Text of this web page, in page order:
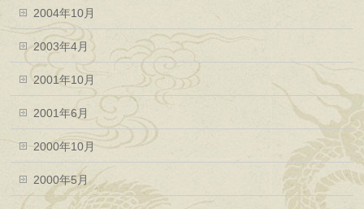
2004年10月
2003年4月
2001年10月
2001年6月
2000年10月
2000年5月